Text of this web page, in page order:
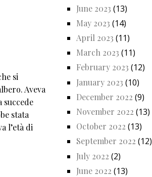
si
Aveva
succede
stata
l’età di
June 2023 (13)
May 2023 (14)
April 2023 (11)
March 2023 (11)
February 2023 (12)
January 2023 (10)
December 2022 (9)
November 2022 (13)
October 2022 (13)
September 2022 (12)
July 2022 (2)
June 2022 (13)